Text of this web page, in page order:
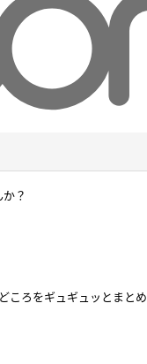
？
ころをギュギュッとまと